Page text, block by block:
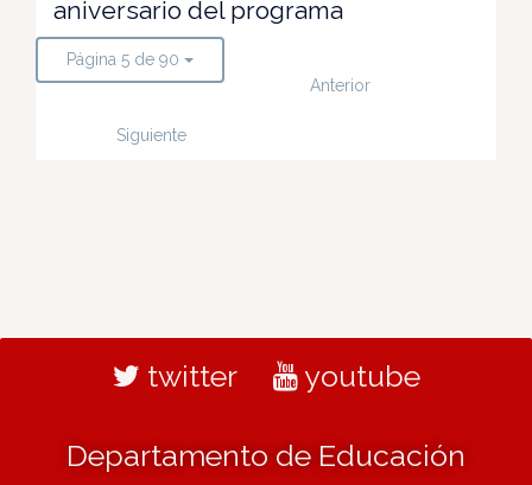
aniversario del programa
Página 5 de 90
Anterior
Siguiente
twitter youtube
Departamento de Educación